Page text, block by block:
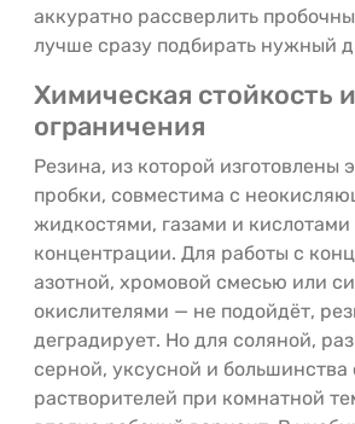
аккуратно рассверлить
лучше сразу подбирать нужный
Химическая стойкость и
ограничения
Резина, из которой изготовлены
пробки, совместима с
жидкостями, газами и
концентрации. Для работы с
азотной, хромовой смесью или
окислителями — не подойдёт,
деградирует. Но для соляной,
серной, уксусной и большинства
растворителей при комнатной